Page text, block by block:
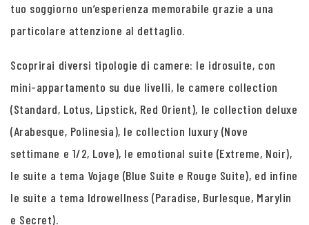
tuo soggiorno un’esperienza memorabile grazie a una
particolare attenzione al dettaglio.
Scoprirai diversi tipologie di camere: le idrosuite, con
mini-appartamento su due livelli, le camere collection
(Standard, Lotus, Lipstick, Red Orient), le collection deluxe
(Arabesque, Polinesia), le collection luxury (Nove
settimane e 1/2, Love), le emotional suite (Extreme, Noir),
le suite a tema Vojage (Blue Suite e Rouge Suite), ed infine
le suite a tema Idrowellness (Paradise, Burlesque, Marylin
e Secret).